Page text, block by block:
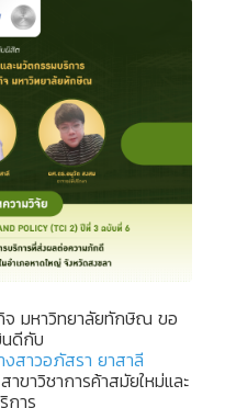
จ มหาวิทยาลัยทักษิณ ขอ
ดีกับ
งสาวอภัสรา ยาสาลี
าวิชาการค้าสมัยใหม่และ
การ